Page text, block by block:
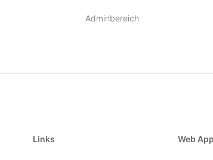
Adminbereich
Links Web App